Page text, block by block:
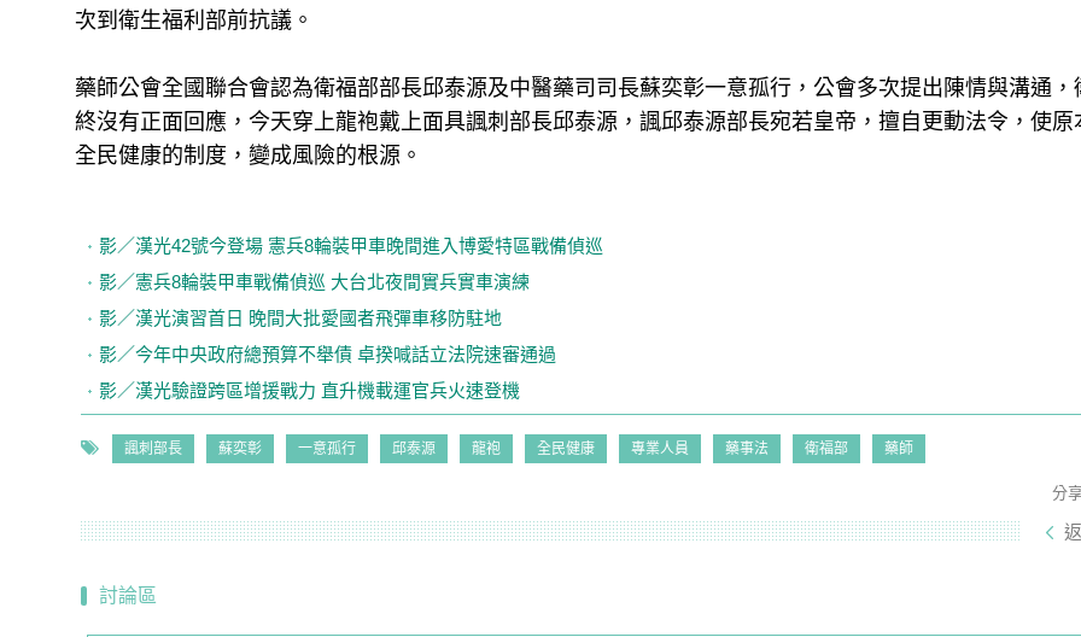
次到衛生福利部前抗議。
藥師公會全國聯合會認為衛福部部長邱泰源及中醫藥司司長蘇奕彰一意孤行，公會多次提出陳情與溝通，
終沒有正面回應，今天穿上龍袍戴上面具諷刺部長邱泰源，諷邱泰源部長宛若皇帝，擅自更動法令，使原
全民健康的制度，變成風險的根源。
影／漢光42號今登場 憲兵8輪裝甲車晚間進入博愛特區戰備偵巡
影／憲兵8輪裝甲車戰備偵巡 大台北夜間實兵實車演練
影／漢光演習首日 晚間大批愛國者飛彈車移防駐地
影／今年中央政府總預算不舉債 卓揆喊話立法院速審通過
影／漢光驗證跨區增援戰力 直升機載運官兵火速登機
諷刺部長 蘇奕彰 一意孤行 邱泰源 龍袍 全民健康 專業人員 藥事法 衛福部 藥師
分
討論區